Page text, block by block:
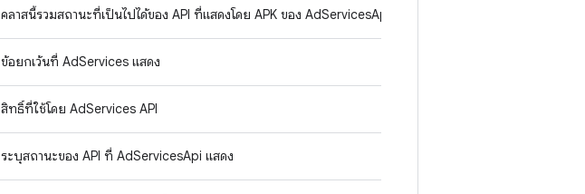
คลาสนี้รวมสถานะที่เป็นไปได้ของ API ที่แสดงโดย APK ของ AdServicesApi
ข้อยกเว้นที่ AdServices แสดง
สิทธิ์ที่ใช้โดย AdServices API
ระบุสถานะของ API ที่ AdServicesApi แสดง